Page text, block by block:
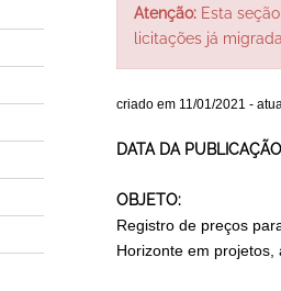
Atenção:Esta seção
licitações já
criado em 11/01/2021 -
DATA DA
OBJETO:
Registro de preços
Horizonte em